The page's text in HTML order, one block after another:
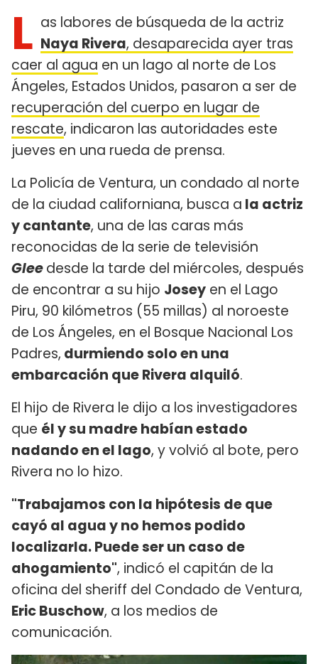
L as labores de búsqueda de la actriz
Naya Rivera, desaparecida ayer tras
caer al agua en un lago al norte de Los
Ángeles, Estados Unidos, pasaron a ser de
recuperación del cuerpo en lugar de
rescate, indicaron las autoridades este
jueves en una rueda de prensa.
La Policía de Ventura, un condado al norte
de la ciudad californiana, busca a la actriz
y cantante, una de las caras más
reconocidas de la serie de televisión
Gleedesde la tarde del miércoles, después
de encontrar a su hijo Josey en el Lago
Piru, 90 kilómetros (55 millas) al noroeste
de Los Ángeles, en el Bosque Nacional Los
Padres, durmiendo solo en una
embarcación que Rivera alquiló.
El hijo de Rivera le dijo a los investigadores
que él y su madre habían estado
nadando en el lago, y volvió al bote, pero
Rivera no lo hizo.
"Trabajamos con la hipótesis de que
cayó al agua y no hemos podido
localizarla. Puede ser un caso de
ahogamiento", indicó el capitán de la
oficina del sheriff del Condado de Ventura,
Eric Buschow, a los medios de
comunicación.